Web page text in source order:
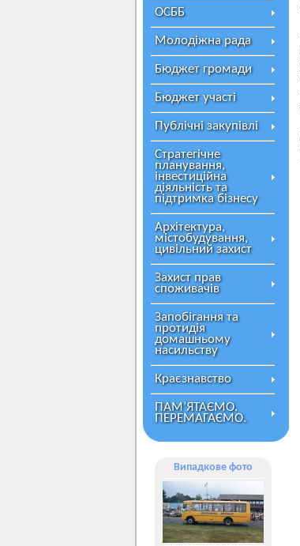
ОСББ
Молодіжна рада
Бюджет громади
Бюджет участі
Публічні закупівлі
Стратегічне
планування,
інвестиційна
діяльність та
підтримка бізнесу
Архітектура,
містобудування,
цивільний захист
Захист прав
споживачів
Запобігання та
протидія
домашньому
насильству
Краєзнавство
ПАМ’ЯТАЄМО.
ПЕРЕМАГАЄМО.
Випадкове фото